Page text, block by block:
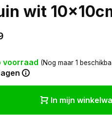
wit
voorraad (Nog maar 1
In mijn